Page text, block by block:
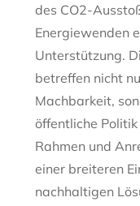
des CO2-
Energiewenden
Unterstützung.
betreffen nicht
Machbarkeit,
öffentliche
Rahmen und
einer breiteren
nachhaltigen